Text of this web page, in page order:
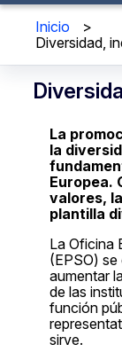
Inicio
>
Diversidad,
La
la
Europea.
valores,
plantilla
La Oficina
(EPSO)
aumentar
de las
función
sirve.